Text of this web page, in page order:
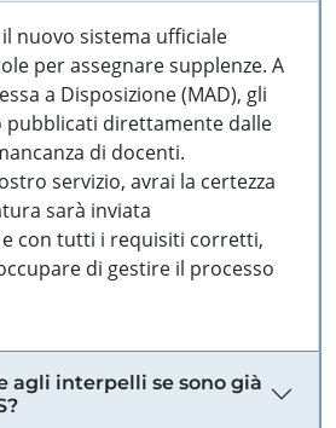
nuovo sistema ufficiale
per assegnare supplenze. A
a Disposizione (MAD), gli
pubblicati direttamente dalle
di docenti.
servizio, avrai la certezza
sarà inviata
con tutti i requisiti corretti,
di gestire il processo
agli interpelli se sono già